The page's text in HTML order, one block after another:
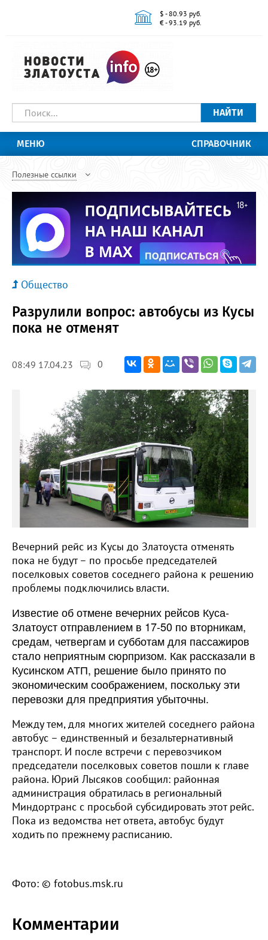
$ - 80.93 руб.
€ - 93.19 руб.
НАЙТИ
МЕНЮ СПРАВОЧНИК
Полезные ссылки
Общество
Разрулили вопрос: автобусы из Кусы
пока не отменят
08:49 17.04.23 0
Вечерний рейс из Кусы до Златоуста отменять
пока не будут – по просьбе председателей
поселковых советов соседнего района к решению
проблемы подключились власти.
Известие об отмене вечерних рейсов Куса-
Златоуст отправлением в 17-50 по вторникам,
средам, четвергам и субботам для пассажиров
стало неприятным сюрпризом. Как рассказали в
Кусинском АТП, решение было принято по
экономическим соображением, поскольку эти
перевозки для предприятия убыточны.
Между тем, для многих жителей соседнего района
автобус – единственный и безальтернативный
транспорт. И после встречи с перевозчиком
председатели поселковых советов пошли к главе
района. Юрий Лысяков сообщил: районная
администрация обратилась в региональный
Миндортранс с просьбой субсидировать этот рейс.
Пока из ведомства нет ответа, автобус будут
ходить по прежнему расписанию.
Фото: © fotobus.msk.ru
Комментарии